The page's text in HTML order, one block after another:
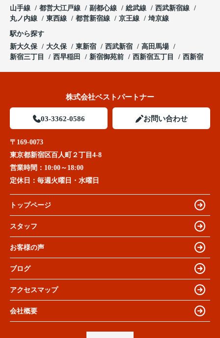
山手線
都営大江戸線 副都心線 総武線
西武新宿線
丸ノ内線
東西線 都営新宿線 京王線 埼京線
駅から探す
新大久保
大久保 東新宿 西武新宿
高田馬場
新宿三丁目
西早稲田 新宿御苑前 西新宿五丁目 西新宿
株式会社ベストパートナー
03-3362-0586 お問い合わせ
〒169-0073
東京都新宿区百人町２丁目4-8
営業時間： 10:00～18:00
定休日： 毎週火曜日・水曜日
トップページ
スタッフ
お客様の声
ブログ
アクセスマップ
会社概要